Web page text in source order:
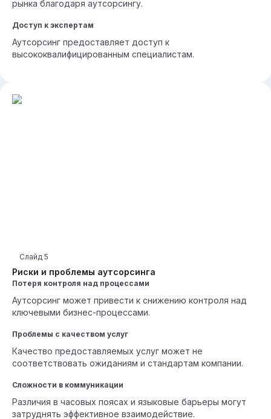
рынка благодаря аутсорсингу.
Доступ к экспертам
Аутсорсинг предоставляет доступ к
высококвалифицированным специалистам.
Риски и проблемы аутсорсинга
Слайд 5
Потеря контроля над процессами
Аутсорсинг может привести к снижению контроля над
ключевыми бизнес-процессами.
Проблемы с качеством услуг
Качество предоставляемых услуг может не
соответствовать ожиданиям и стандартам компании.
Сложности в коммуникации
Различия в часовых поясах и языковые барьеры могут
затруднять эффективное взаимодействие.